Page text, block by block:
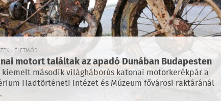
| ÉLETMÓD
motort találtak az apadó Dunában Budapesten
kiemelt második világháborús katonai motorkerékpár a
Hadtörténeti Intézet és Múzeum fővárosi raktáránál